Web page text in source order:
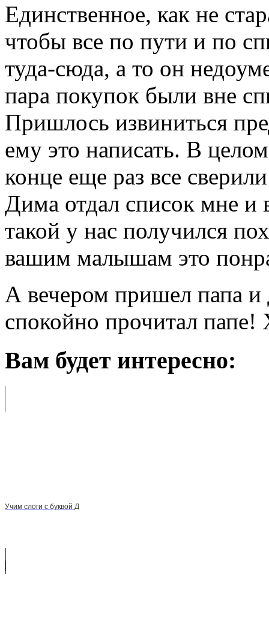
Единственное, как не
чтобы все по пути и по
туда-сюда, а то он
пара покупок были вне
Пришлось извиниться
ему это написать. В
конце еще раз все
Дима отдал список мне и
такой у нас получился
вашим малышам это
А вечером пришел папа и
спокойно прочитал папе!
Вам будет интересно:
Учим слоги с буквой Д